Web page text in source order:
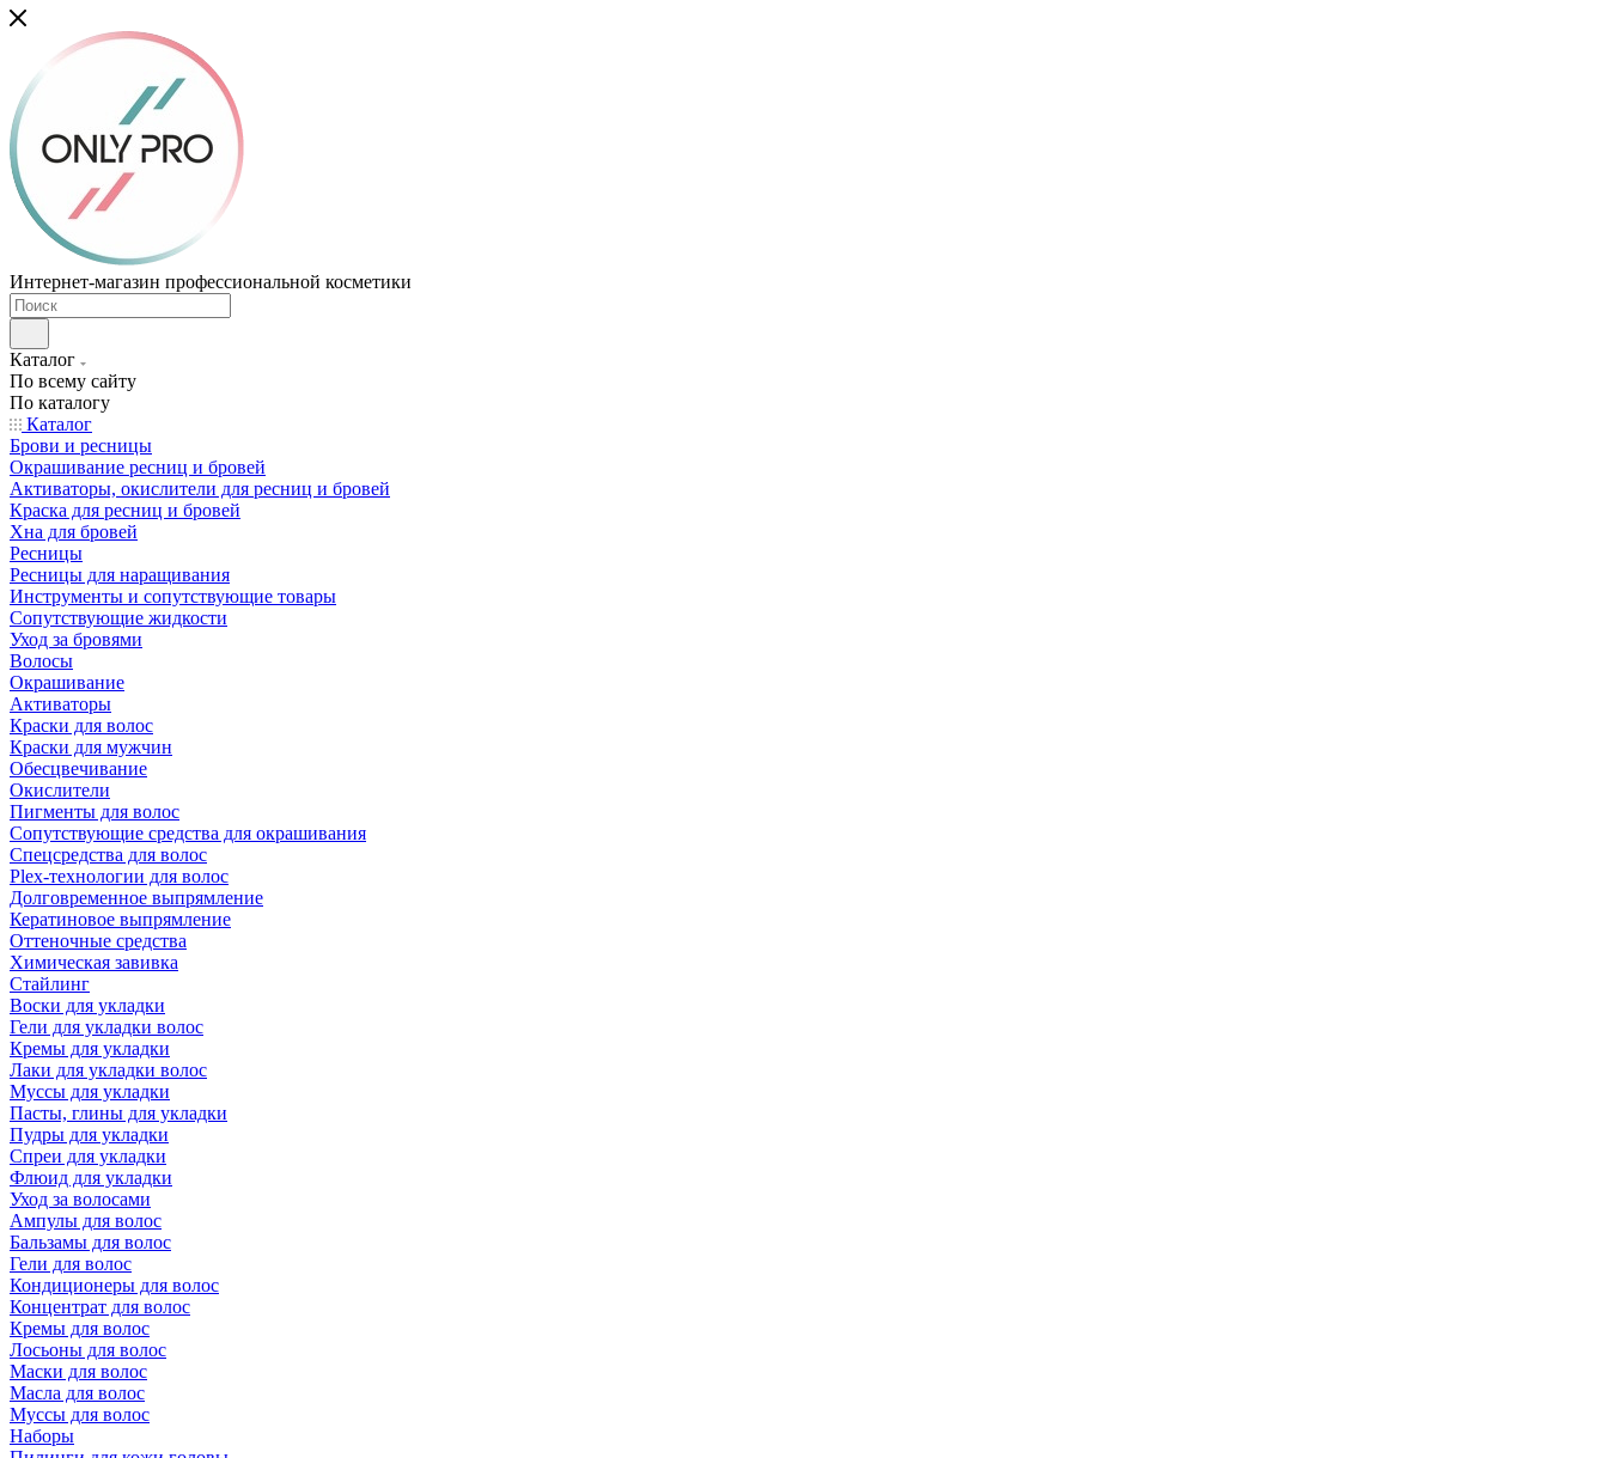
Интернет-магазин профессиональной косметики
Каталог
По всему сайту
По каталогу
Каталог
Брови и ресницы
Окрашивание ресниц и бровей
Активаторы, окислители для ресниц и бровей
Краска для ресниц и бровей
Хна для бровей
Ресницы
Ресницы для наращивания
Инструменты и сопутствующие товары
Сопутствующие жидкости
Уход за бровями
Волосы
Окрашивание
Активаторы
Краски для волос
Краски для мужчин
Обесцвечивание
Окислители
Пигменты для волос
Сопутствующие средства для окрашивания
Спецсредства для волос
Plex-технологии для волос
Долговременное выпрямление
Кератиновое выпрямление
Оттеночные средства
Химическая завивка
Стайлинг
Воски для укладки
Гели для укладки волос
Кремы для укладки
Лаки для укладки волос
Муссы для укладки
Пасты, глины для укладки
Пудры для укладки
Спреи для укладки
Флюид для укладки
Уход за волосами
Ампулы для волос
Бальзамы для волос
Гели для волос
Кондиционеры для волос
Концентрат для волос
Кремы для волос
Лосьоны для волос
Маски для волос
Масла для волос
Муссы для волос
Наборы